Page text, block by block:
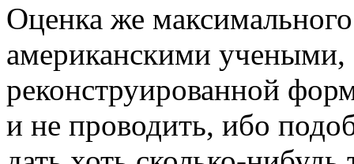
Оценка же максимального
американскими учеными,
реконструированной
и не проводить, ибо